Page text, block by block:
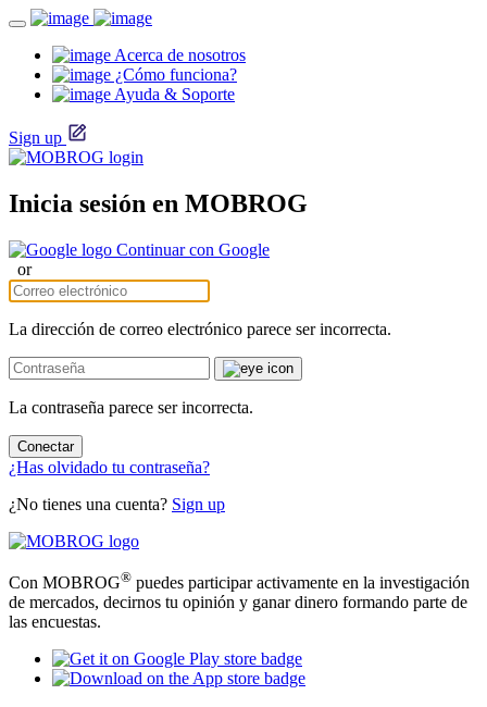
Acerca de nosotros
¿Cómo funciona?
Ayuda & Soporte
Sign up
Inicia sesión en MOBROG
Continuar con Google
or
La dirección de correo electrónico parece ser incorrecta.
La contraseña parece ser incorrecta.
Conectar
¿Has olvidado tu contraseña?
¿No tienes una cuenta? Sign up
Con MOBROG® puedes participar activamente en la investigación
de mercados, decirnos tu opinión y ganar dinero formando parte de
las encuestas.